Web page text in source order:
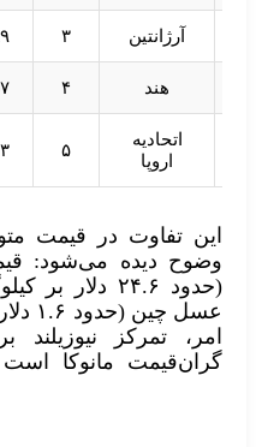
۳ آرژانتین
۴ هند
۵
اتحادیه
اروپا
این تفاوت در قیمت
وضوح دیده می‌شود:
عسل
امر، تمرکز
گران‌قیمت مانوکا